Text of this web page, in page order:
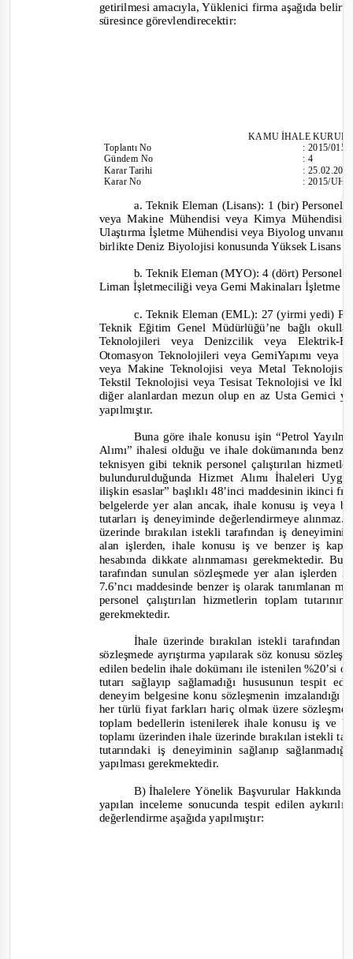
getirilmesi amacıyla, Yüklenici firma aşağıda
süresince görevlendirecektir:
KAMU İHALE
ToplantıNo
Gündem No
Karar Tarihi
Karar No
:2015/015
:4
:
:2015/
a. Teknik Eleman (Lisans): 1 (bir)
veya Makine Mühendisi veya Kimya
Ulaştırma İşletme Mühendisi veya Biyolog
birlikte Deniz Biyolojisi konusunda Yüksek Lisans
b. Teknik Eleman (MYO): 4 (dört) Personel
Liman İşletmeciliği veya Gemi Makinaları İşletme
c. Teknik Eleman (EML): 27 (yirmi yedi)
Teknik Eğitim Genel Müdürlüğü’ne bağlı
Teknolojileri veya Denizcilik veya Elektrik-
Otomasyon Teknolojileri veya GemiYapımı
veya Makine Teknolojisi veya Metal Teknolojisi
Tekstil Teknolojisi veya Tesisat Teknolojisi ve
diğer alanlardan mezun olup en az Usta Gemici
yapılmıştır.
Buna göre ihale konusu işin “Petrol
Alımı”ihalesi olduğu ve ihale dokümanında
teknisyen gibi teknik personel çalıştırılan
bulundurulduğunda Hizmet Alımı İhaleleri
ilişkin esaslar” başlıklı 48’inci maddesinin ikinci
belgelerde yer alan ancak, ihale konusu iş veya
tutarları iş deneyiminde değerlendirmeye
üzerinde bırakılan istekli tarafından iş
alan işlerden, ihale konusu iş ve benzer iş
hesabında dikkate alınmaması gerekmektedir.
tarafından sunulan sözleşmede yer alan
7.6’ncı maddesinde benzer iş olarak tanımlanan
personel çalıştırılan hizmetlerin toplam
gerekmektedir.
İhale üzerinde bırakılan istekli tarafından
sözleşmede ayrıştırma yapılarak söz konusu
edilen bedelin ihale dokümanı ile istenilen %20’si
tutarı sağlayıp sağlamadığı hususunun
deneyim belgesine konu sözleşmenin
her türlü fiyat farkları hariç olmak üzere
toplam bedellerin istenilerek ihale konusu iş ve
toplamı üzerinden ihale üzerinde bırakılan istekli
tutarındaki iş deneyiminin sağlanıp
yapılması gerekmektedir.
B) İhalelere Yönelik Başvurular Hakkında
yapılan inceleme sonucunda tespit edilen
değerlendirme aşağıda yapılmıştır: